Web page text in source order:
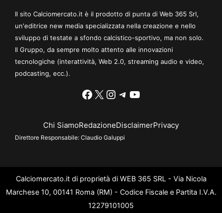
Il sito Calciomercato.it è il prodotto di punta di Web 365 Srl,
un'editrice new media specializzata nella creazione e nello
sviluppo di testate a sfondo calcistico-sportivo, ma non solo.
Il Gruppo, da sempre molto attento alle innovazioni
tecnologiche (interattività, Web 2.0, streaming audio e video,
podcasting, ecc.).
Facebook
X Instagram
Telegram
YouTube
Chi SiamoRedazioneDisclaimerPrivacy
Direttore Responsabile: Claudio Galuppi
Calciomercato.it di proprietà di WEB 365 SRL - Via Nicola
Marchese 10, 00141 Roma (RM) - Codice Fiscale e Partita I.V.A.
12279101005